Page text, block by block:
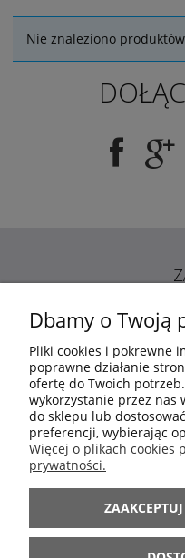
Nie znaleziono
Dbamy o Twoją
Pliki cookies i pokrewne
poprawne działanie
ofertę do Twoich
wykorzystanie przez nas
do sklepu lub
preferencji, wybierając
Więcej o plikach cookies
prywatności.